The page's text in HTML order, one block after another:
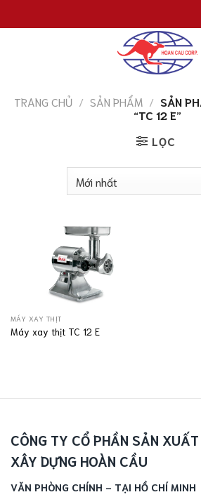
đến
TRANG CHỦ / SẢN PHẨM / SẢN
“TC 12 E”
LỌC
MÁY XAY THỊT
Máy xay thịt TC 12 E
CÔNG TY CỔ PHẦN SẢN
XÂY DỰNG HOÀN CẦU
VĂN PHÒNG CHÍNH - TẠI HỒ CHÍ MINH